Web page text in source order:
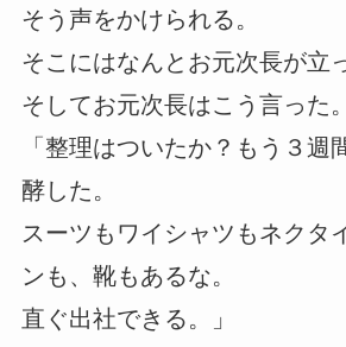
そう声をかけられる。
そこにはなんとお元次長が立
そしてお元次長はこう言った。
「整理はついたか？もう３週
酵した。
スーツもワイシャツもネクタ
ンも、靴もあるな。
直ぐ出社できる。」